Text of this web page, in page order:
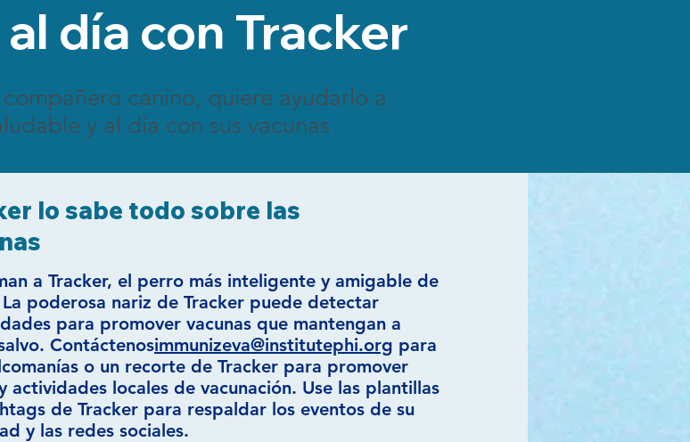
día con Tracker
canino, quiere ayudarlo a
y al día con sus vacunas
lo sabe todo sobre las
a Tracker, el perro más inteligente y amigable de
poderosa nariz de Tracker puede detectar
para promover vacunas que mantengan a
Contáctenosimmunizeva@institutephi.org para
o un recorte de Tracker para promover
actividades locales de vacunación. Use las plantillas
de Tracker para respaldar los eventos de su
y las redes sociales.